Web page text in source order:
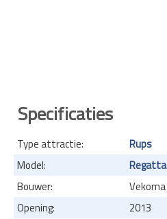
Specificaties
Type attractie:
Rups
Model:
Regatta
Bouwer:
Vekoma
Opening:
2013